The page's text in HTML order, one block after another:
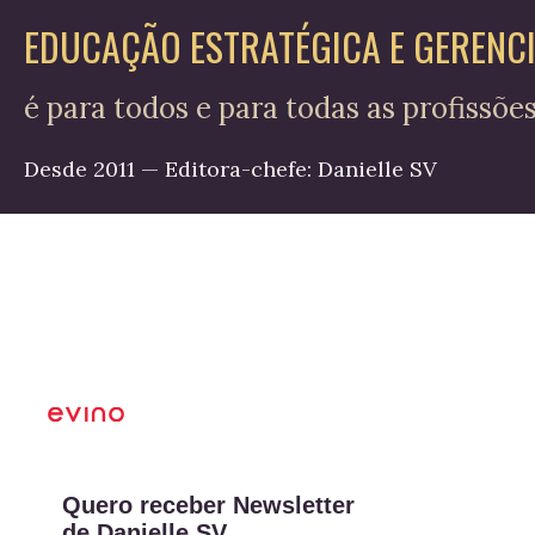
EDUCAÇÃO ESTRATÉGICA E
é para todos e para todas as profissões
Desde 2011 — Editora-chefe: Danielle SV
Quero receber Newsletter